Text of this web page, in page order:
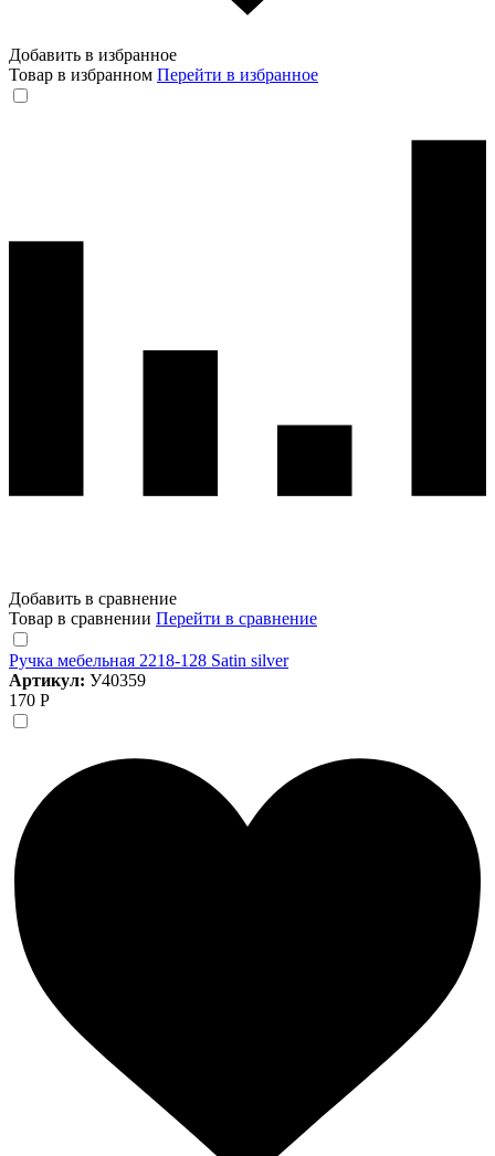
Добавить в избранное
Товар в избранном Перейти в избранное
Добавить в сравнение
Товар в сравнении Перейти в сравнение
Ручка мебельная 2218-128 Satin silver
Артикул: У40359
170 Р